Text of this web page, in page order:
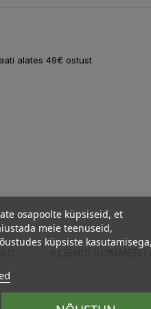
alates 49€ ostust
KLIENDI
osapoolte küpsiseid, et
meie teenuseid,
küpsiste kasutamisega,